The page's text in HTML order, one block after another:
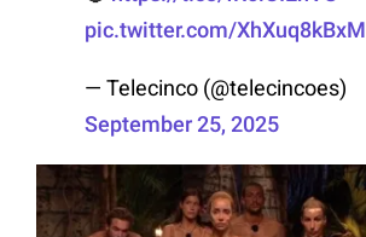
pic.twitter.com/XhXuq8kBxM
— Telecinco (@telecincoes)
September 25, 2025